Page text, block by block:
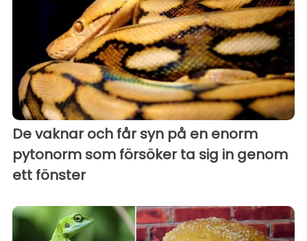
De vaknar och får syn på en enorm
pytonorm som försöker ta sig in genom
ett fönster